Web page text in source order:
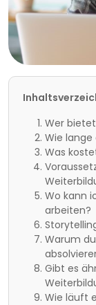
Wer
Wie
Was
Wo kann
arbeiten?
Warum
Gibt es
Wie läuft